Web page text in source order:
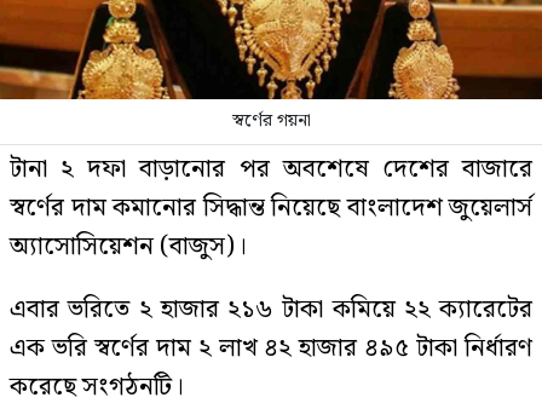
স্বর্ণের গয়না
টানা ২ দফা বাড়ানোর পর অবশেষে দেশের বাজারে
স্বর্ণের দাম কমানোর সিদ্ধান্ত নিয়েছে বাংলাদেশ জুয়েলার্স
অ্যাসোসিয়েশন (বাজুস)।
এবার ভরিতে ২ হাজার ২১৬ টাকা কমিয়ে ২২ ক্যারেটের
এক ভরি স্বর্ণের দাম ২ লাখ ৪২ হাজার ৪৯৫ টাকা নির্ধারণ
করেছে সংগঠনটি।